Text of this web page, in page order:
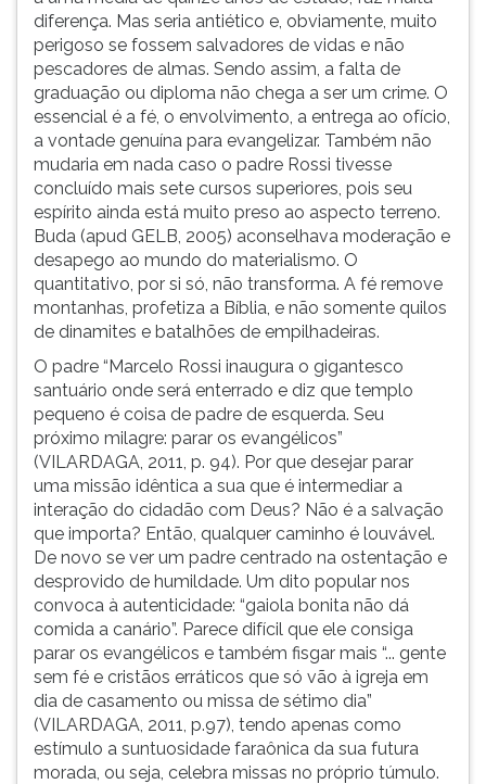
diferença. Mas seria antiético e, obviamente, muito
perigoso se fossem salvadores de vidas e não
pescadores de almas. Sendo assim, a falta de
graduação ou diploma não chega a ser um crime. O
essencial é a fé, o envolvimento, a entrega ao ofício,
a vontade genuína para evangelizar. Também não
mudaria em nada caso o padre Rossi tivesse
concluído mais sete cursos superiores, pois seu
espírito ainda está muito preso ao aspecto terreno.
Buda (apud GELB, 2005) aconselhava moderação e
desapego ao mundo do materialismo. O
quantitativo, por si só, não transforma. A fé remove
montanhas, profetiza a Bíblia, e não somente quilos
de dinamites e batalhões de empilhadeiras.
O padre “Marcelo Rossi inaugura o gigantesco
santuário onde será enterrado e diz que templo
pequeno é coisa de padre de esquerda. Seu
próximo milagre: parar os evangélicos”
(VILARDAGA, 2011, p. 94). Por que desejar parar
uma missão idêntica a sua que é intermediar a
interação do cidadão com Deus? Não é a salvação
que importa? Então, qualquer caminho é louvável.
De novo se ver um padre centrado na ostentação e
desprovido de humildade. Um dito popular nos
convoca à autenticidade: “gaiola bonita não dá
comida a canário”. Parece difícil que ele consiga
parar os evangélicos e também fisgar mais “... gente
sem fé e cristãos erráticos que só vão à igreja em
dia de casamento ou missa de sétimo dia”
(VILARDAGA, 2011, p.97), tendo apenas como
estímulo a suntuosidade faraônica da sua futura
morada, ou seja, celebra missas no próprio túmulo.